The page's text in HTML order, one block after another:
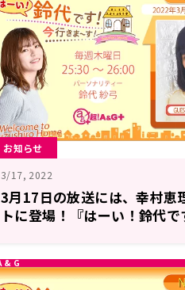
お知らせ
3/17, 2022
3月17日の放送には、幸村恵
トに登場！『はーい！鈴代で